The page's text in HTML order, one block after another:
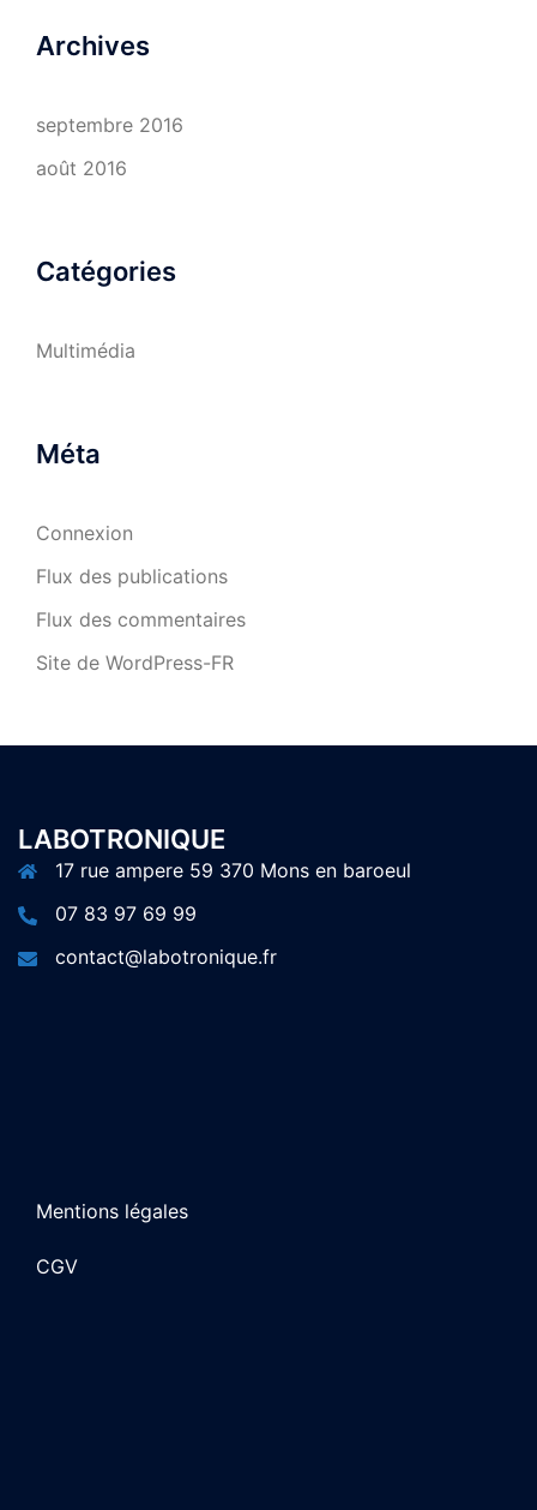
Archives
septembre 2016
août 2016
Catégories
Multimédia
Méta
Connexion
Flux des publications
Flux des commentaires
Site de WordPress-FR
LABOTRONIQUE
17 rue ampere 59 370 Mons en baroeul
07 83 97 69 99
contact@labotronique.fr
Mentions légales
CGV